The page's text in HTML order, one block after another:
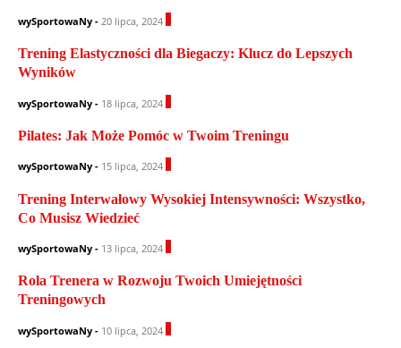
wySportowaNy - 20 lipca, 2024
Trening Elastyczności dla Biegaczy: Klucz do Lepszych
Wyników
wySportowaNy - 18 lipca, 2024
Pilates: Jak Może Pomóc w Twoim Treningu
wySportowaNy - 15 lipca, 2024
Trening Interwałowy Wysokiej Intensywności: Wszystko,
Co Musisz Wiedzieć
wySportowaNy - 13 lipca, 2024
Rola Trenera w Rozwoju Twoich Umiejętności
Treningowych
wySportowaNy - 10 lipca, 2024